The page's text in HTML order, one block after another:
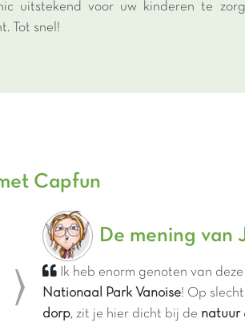
uitstekend voor uw kinderen te
Tot snel!
Capfun
Next
De mening van
Ik heb enorm genoten van
Nationaal Park Vanoise! Op
dorp, zit je hier dicht bij de natuur